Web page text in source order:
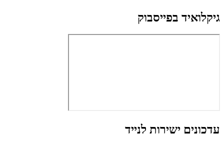
גיקלואיד בפייסבוק
עדכונים ישירות לנייד